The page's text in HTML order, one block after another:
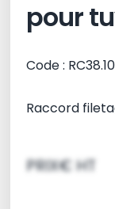
pour
Code : RC38.10
Raccord
PRIX€ HT